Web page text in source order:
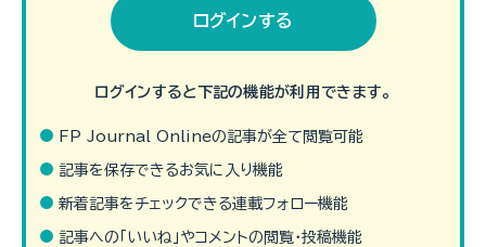
CFP
資格審査試験に全課目合格された方の合格の秘訣や取得の
動機、学習方法などをご紹介する「CFP®
資格取得を目指す皆様へのアドバイスとして、ぜひご参照く
ログインする
ログインすると下記の機能が利用できます。
FP Journal Onlineの記事が全て閲覧可能
記事を保存できるお気に入り機能
新着記事をチェックできる連載フォロー機能
記事への「いいね」やコメントの閲覧・投稿機能